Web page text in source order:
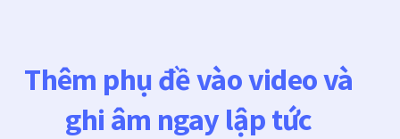
Thêm phụ đề vào video và
ghi âm ngay lập tức